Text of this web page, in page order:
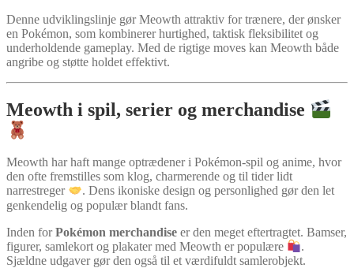
Denne udviklingslinje gør Meowth attraktiv for trænere, der ønsker
en Pokémon, som kombinerer hurtighed, taktisk fleksibilitet og
underholdende gameplay. Med de rigtige moves kan Meowth både
angribe og støtte holdet effektivt.
Meowth i spil, serier og merchandise
Meowth har haft mange optrædener i Pokémon-spil og anime, hvor
den ofte fremstilles som klog, charmerende og til tider lidt
narrestreger
. Dens ikoniske design og personlighed gør den let
genkendelig og populær blandt fans.
Inden forPokémon merchandise er den meget eftertragtet. Bamser,
figurer, samlekort og plakater med Meowth er populære
.
Sjældne udgaver gør den også til et værdifuldt samlerobjekt.